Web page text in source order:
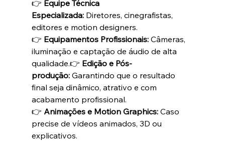
👉 Equipe Técnica
Especializada: Diretores, cinegrafistas,
editores e motion designers.
👉 Equipamentos Profissionais: Câmeras,
iluminação e captação de áudio de alta
qualidade.👉 Edição e Pós-
produção: Garantindo que o resultado
final seja dinâmico, atrativo e com
acabamento profissional.
👉 Animações e Motion Graphics: Caso
precise de vídeos animados, 3D ou
explicativos.